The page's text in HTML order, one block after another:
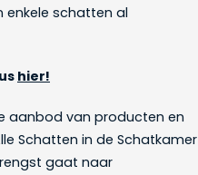
enkele schatten al
hier!
aanbod van producten en
Schatten in de Schatkamer
gaat naar